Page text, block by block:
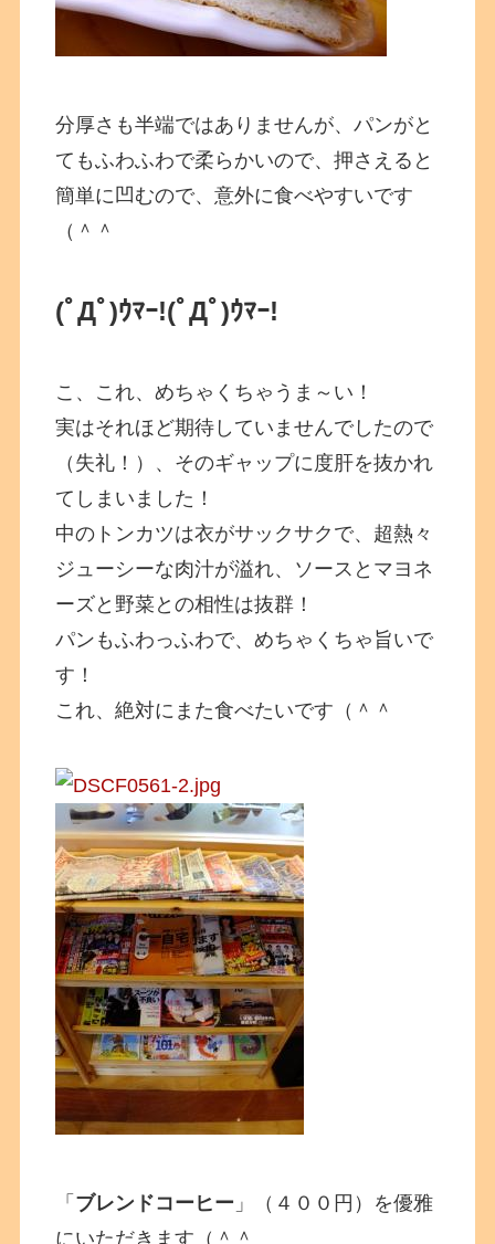
分厚さも半端ではありませんが、パンがと
てもふわふわで柔らかいので、押さえると
簡単に凹むので、意外に食べやすいです
（＾＾
(ﾟДﾟ)ｳﾏｰ!(ﾟДﾟ)ｳﾏｰ!
こ、これ、めちゃくちゃうま～い！
実はそれほど期待していませんでしたので
（失礼！）、そのギャップに度肝を抜かれ
てしまいました！
中のトンカツは衣がサックサクで、超熱々
ジューシーな肉汁が溢れ、ソースとマヨネ
ーズと野菜との相性は抜群！
パンもふわっふわで、めちゃくちゃ旨いで
す！
これ、絶対にまた食べたいです（＾＾
「 ブレンドコーヒー 」（４００円）を優雅
にいただきます（＾＾